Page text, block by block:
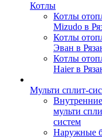
Котлы
Котлы
Mizudo в
Котлы
Эван в
Котлы
Haier в
Мульти сплит-
мульти
систем
Наружные